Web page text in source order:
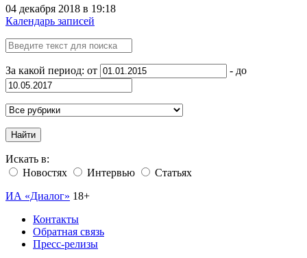
04 декабря 2018 в 19:18
Календарь записей
За какой период: от - до
Найти
Искать в:
Новостях
Интервью
Статьях
ИА «Диалог» 18+
Контакты
Обратная связь
Пресс-релизы